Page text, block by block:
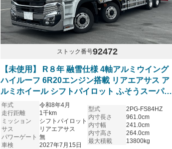
ストック番号92472
【未使用】 R８年 融雪仕様 4軸アルミウイング
ハイルーフ 6R20エンジン搭載 リアエアサス ア
ルミホイール シフトパイロット ふそうスーパー
グレート 車検付き
年式
令和8年4月
走行距離
1千km
ミッション
シフトパイロット
サス
リアエアサス
パワーゲート 無
車検
2027年7月15日
型式
2PG-FS84HZ
内寸長さ
961.0cm
内寸幅
241.0cm
内寸高さ
264.0cm
最大積載
13800kg